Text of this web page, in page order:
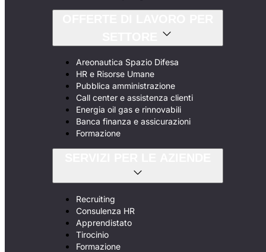
Areonautica Spazio Difesa
HR e Risorse Umane
Pubblica amministrazione
Call center e assistenza clienti
Energia oil gas e rinnovabili
Banca finanza e assicurazioni
Formazione
Recruiting
Consulenza HR
Apprendistato
Tirocinio
Formazione